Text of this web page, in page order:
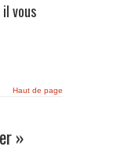
vous
Haut de page
»